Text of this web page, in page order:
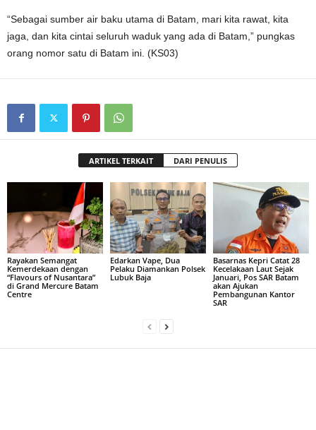
“Sebagai sumber air baku utama di Batam, mari kita rawat, kita
jaga, dan kita cintai seluruh waduk yang ada di Batam,” pungkas
orang nomor satu di Batam ini. (KS03)
ARTIKEL TERKAIT DARI PENULIS
Rayakan Semangat
Kemerdekaan dengan
“Flavours of Nusantara”
di Grand Mercure Batam
Centre
Edarkan Vape, Dua
Pelaku Diamankan Polsek
Lubuk Baja
Basarnas Kepri Catat 28
Kecelakaan Laut Sejak
Januari, Pos SAR Batam
akan Ajukan
Pembangunan Kantor
SAR